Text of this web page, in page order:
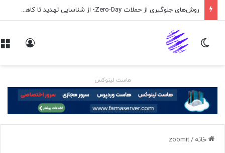
روش‌های جلوگیری از حملات Zero-Day؛ از شناسایی تهدید تا کاهش ریسک
تغییر پوسته
هاست لینوکس
خانه /
zoomit